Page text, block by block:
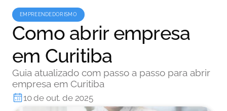
EMPREENDEDORISMO
Como abrir empresa
em Curitiba
Guia atualizado com passo a passo para abrir
empresa em Curitiba
10 de out. de 2025